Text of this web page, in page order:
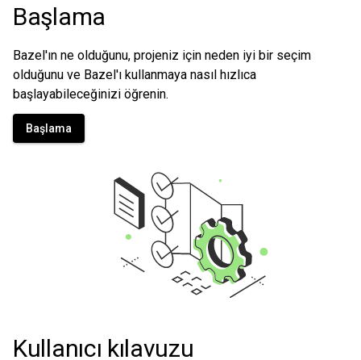
Başlama
Bazel'ın ne olduğunu, projeniz için neden iyi bir seçim
olduğunu ve Bazel'ı kullanmaya nasıl hızlıca
başlayabileceğinizi öğrenin.
Başlama
Kullanıcı kılavuzu